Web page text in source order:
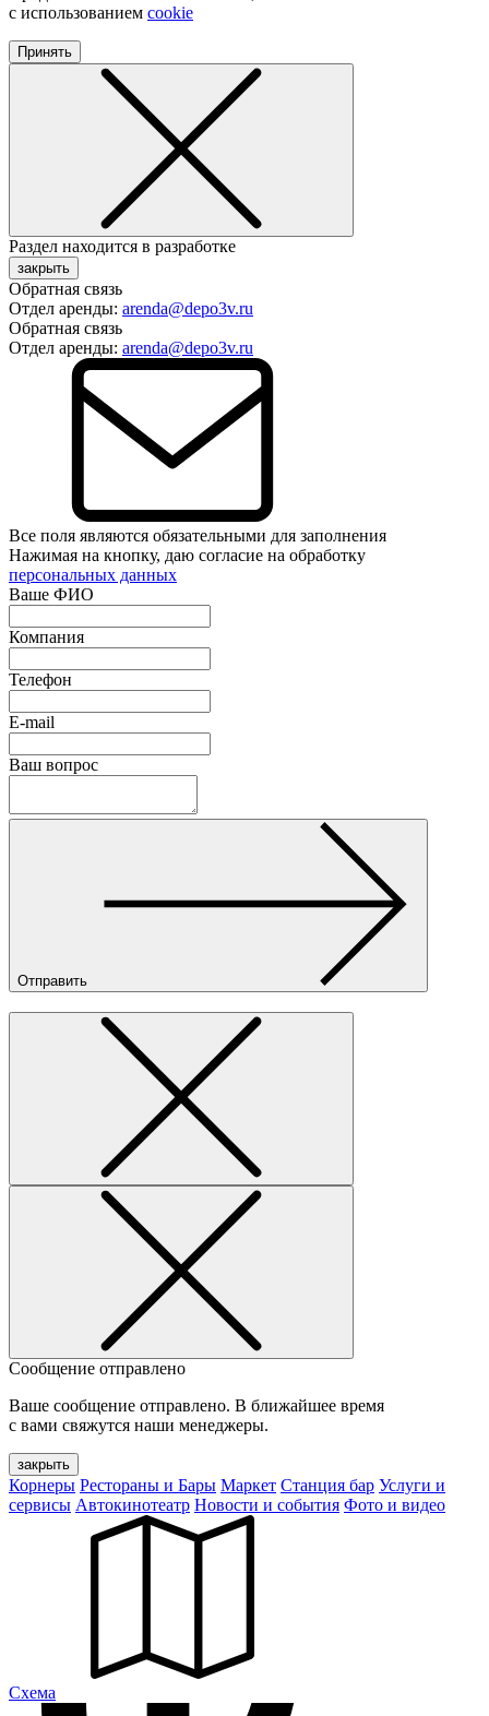
с использованием cookie
Принять
Раздел находится в разработке
закрыть
Обратная связь
Отдел аренды: arenda@depo3v.ru
Обратная связь
Отдел аренды: arenda@depo3v.ru
Все поля являются обязательными для заполнения
Нажимая на кнопку, даю согласие на обработку
персональных данных
Ваше ФИО
Компания
Телефон
E-mail
Ваш вопрос
Отправить
Сообщение отправлено
Ваше сообщение отправлено. В ближайшее время
с вами свяжутся наши менеджеры.
закрыть
Корнеры Рестораны и Бары Маркет Станция бар Услуги и
сервисы Автокинотеатр Новости и события Фото и видео
Cхема